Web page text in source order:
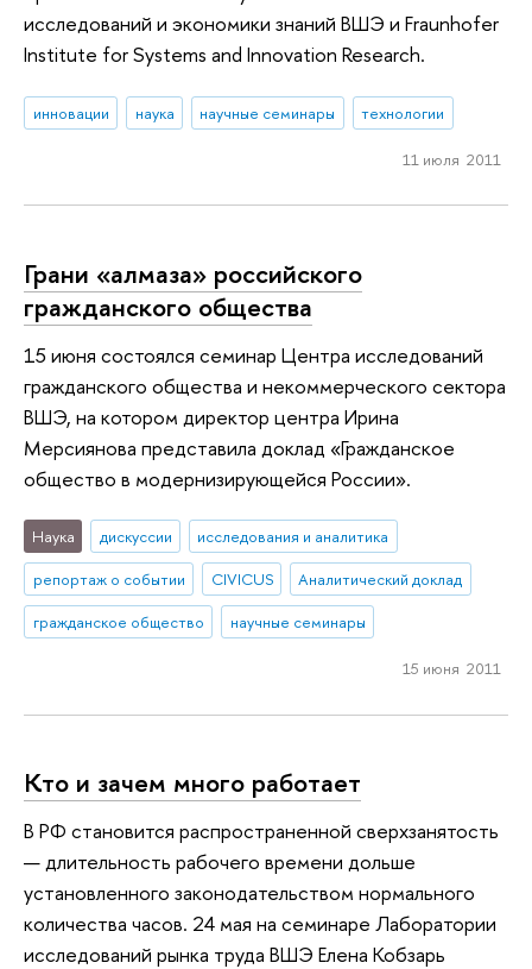
исследований и экономики знаний ВШЭ и Fraunhofer
Institute for Systems and Innovation Research.
инновации наука научные семинары технологии
11 июля 2011
Грани «алмаза» российского
гражданского общества
15 июня состоялся семинар Центра исследований
гражданского общества и некоммерческого сектора
ВШЭ, на котором директор центра Ирина
Мерсиянова представила доклад «Гражданское
общество в модернизирующейся России».
Наука дискуссии
исследования и аналитика
репортаж о событии
CIVICUS
Аналитический доклад
гражданское общество
научные семинары
15 июня 2011
Кто и зачем много работает
В РФ становится распространенной сверхзанятость
— длительность рабочего времени дольше
установленного законодательством нормального
количества часов. 24 мая на семинаре Лаборатории
исследований рынка труда ВШЭ Елена Кобзарь